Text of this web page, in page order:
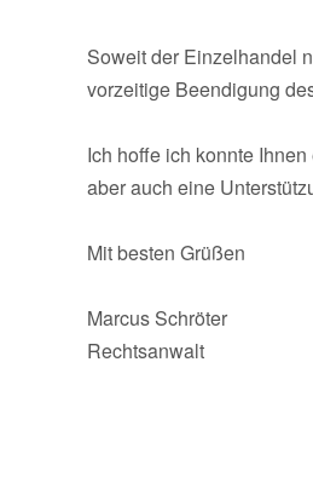
Soweit der Einzelhandel
vorzeitige Beendigung
Ich hoffe ich konnte
aber auch eine
Mit besten Grüßen
Marcus Schröter
Rechtsanwalt